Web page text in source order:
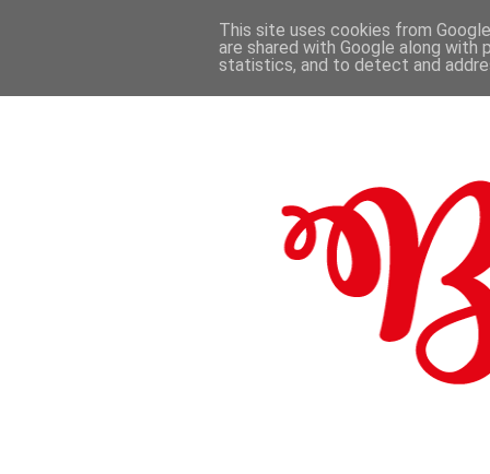
This site uses cookies from
are shared with Google along
statistics, and to detect and